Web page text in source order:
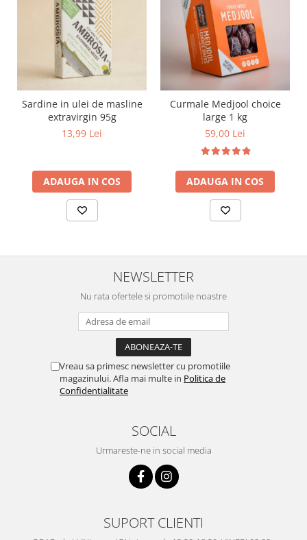
Sardine in ulei de masline
extravirgin 95g
13,99 Lei
ADAUGA IN COS
Curmale Medjool choice
large 1 kg
59,00 Lei
ADAUGA IN COS
NEWSLETTER
Nu rata ofertele si promotiile noastre
Vreau sa primesc newsletter cu promotiile
magazinului. Afla mai multe in Politica de
Confidentialitate
SOCIAL
Urmareste-ne in social media
SUPORT CLIENTI